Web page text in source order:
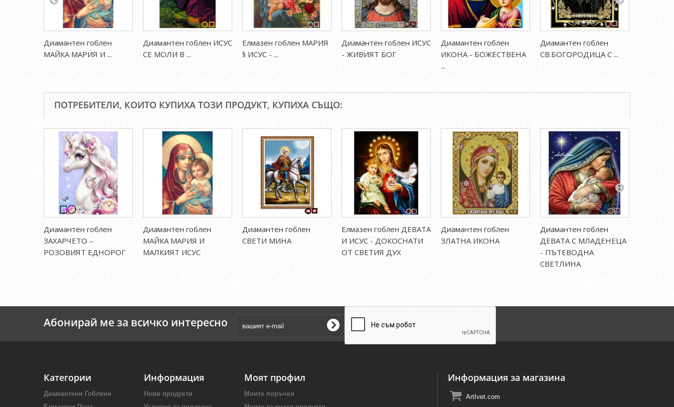
Диамантен гоблен
МАЙКА МАРИЯ И ...
Диамантен гоблен ИСУС
СЕ МОЛИ В ...
Елмазен гоблен МАРИЯ
§ ИСУС - ...
Диамантен гоблен ИСУС
- ЖИВИЯТ БОГ
Диамантен гоблен
ИКОНА - БОЖЕСТВЕНА
...
Диамантен гоблен
СВ.БОГОРОДИЦА С ...
ПОТРЕБИТЕЛИ, КОИТО КУПИХА ТОЗИ ПРОДУКТ, КУПИХА СЪЩО:
Диамантен гоблен
ЗАХАРЧЕТО –
РОЗОВИЯТ ЕДНОРОГ
Диамантен гоблен
МАЙКА МАРИЯ И
МАЛКИЯТ ИСУС
Диамантен гоблен
СВЕТИ МИНА
Елмазен гоблен ДЕВАТА
И ИСУС - ДОКОСНАТИ
ОТ СВЕТИЯ ДУХ
Диамантен гоблен
ЗЛАТНА ИКОНА
Диамантен гоблен
ДЕВАТА С МЛАДЕНЕЦА
- ПЪТЕВОДНА
СВЕТЛИНА
Абонирай ме за всичко интересно
Категории
Диамантени Гоблени
Информация
Нови продукти
Моят профил
Моите поръчки
Информация за магазина
ArtIvet.com